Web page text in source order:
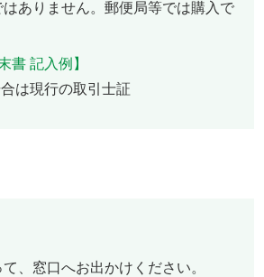
はありません。郵便局等では購入で
書 記入例】
は現行の取引士証
、窓口へお出かけください。